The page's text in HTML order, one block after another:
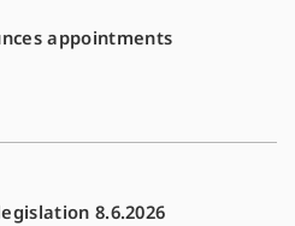
appointments
8.6.2026